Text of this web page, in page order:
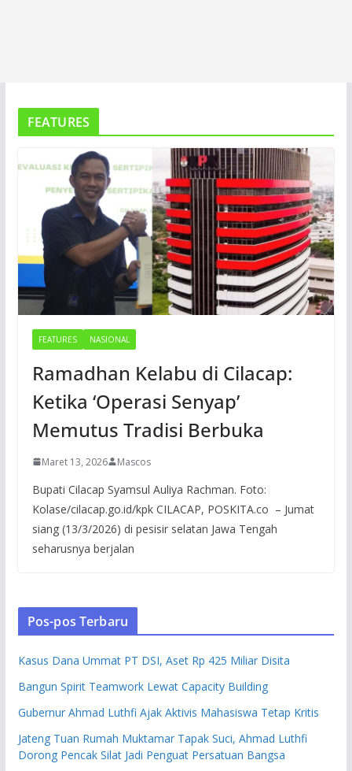
FEATURES
FEATURES NASIONAL
Ramadhan Kelabu di Cilacap:
Ketika ‘Operasi Senyap’
Memutus Tradisi Berbuka
Maret 13, 2026 Mascos
Bupati Cilacap Syamsul Auliya Rachman. Foto:
Kolase/cilacap.go.id/kpk CILACAP, POSKITA.co – Jumat
siang (13/3/2026) di pesisir selatan Jawa Tengah
seharusnya berjalan
Pos-pos Terbaru
Kasus Dana Ummat PT DSI, Aset Rp 425 Miliar Disita
Bangun Spirit Teamwork Lewat Capacity Building
Gubernur Ahmad Luthfi Ajak Aktivis Mahasiswa Tetap Kritis
Jateng Tuan Rumah Muktamar Tapak Suci, Ahmad Luthfi
Dorong Pencak Silat Jadi Penguat Persatuan Bangsa